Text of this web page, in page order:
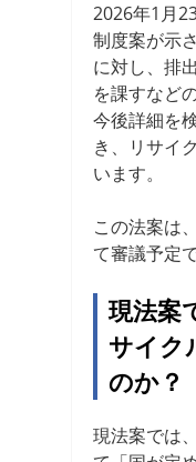
2026年1月
制度案が示
に対し、排
を課すなど
今後詳細を
き、リサイ
います。
この法案は
て審議予定
現法案
サイク
のか？
現法案では